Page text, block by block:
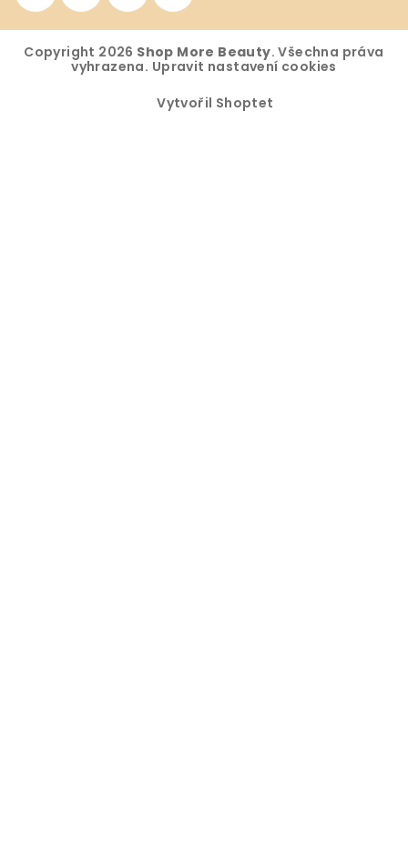
Copyright 2026 Shop More Beauty. Všechna práva
vyhrazena. Upravit nastavení cookies
Vytvořil Shoptet